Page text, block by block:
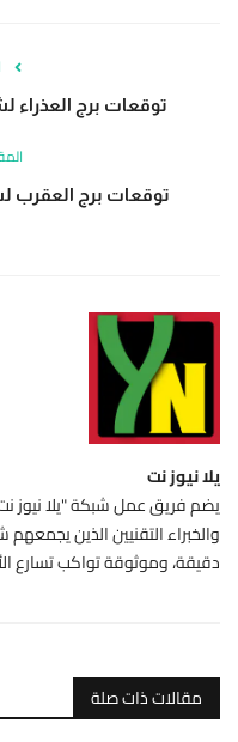
توقعات برج العذراء لشهر يوليو
توقعات برج العقرب لشهر يوليو
يلا نيوز نت
يضم فريق عمل شبكة "يلا نيوز
والخبراء التقنيين الذين
دقيقة، وموثوقة تواكب تسارع
مقالات ذات صلة